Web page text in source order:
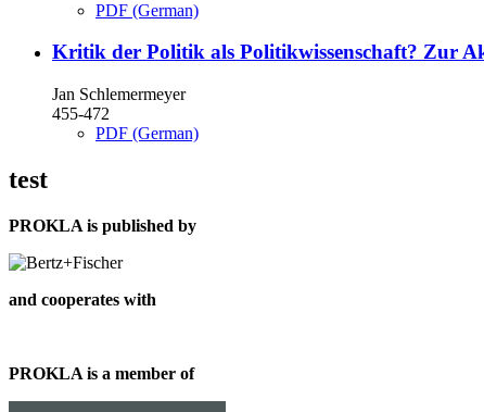
PDF (German)
Kritik der Politik als Politikwissenschaft? Zur
Jan Schlemermeyer
455-472
PDF (German)
test
PROKLA is published by
and cooperates with
PROKLA is a member of